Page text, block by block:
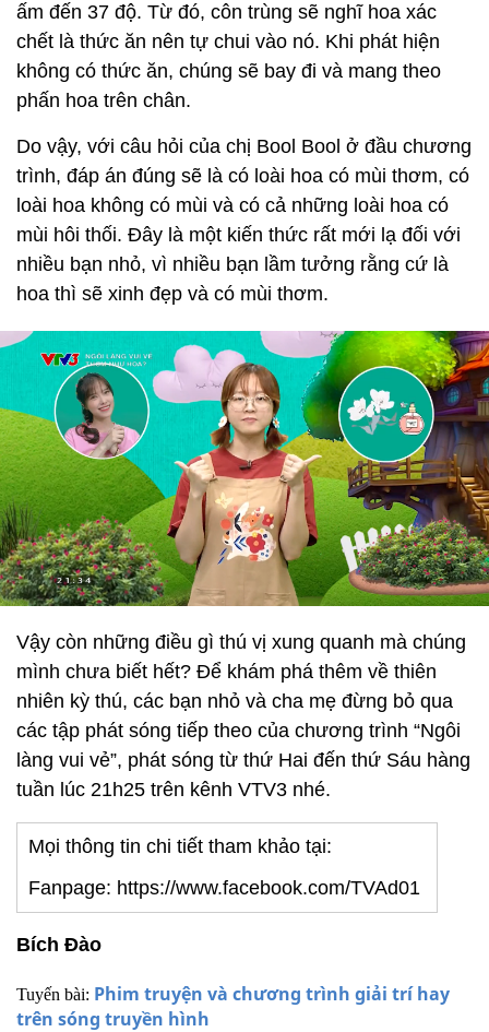
Tuyến bài: Phim truyện và chương trình giải trí hay
trên sóng truyền hình
ấm đến 37 độ. Từ đó, côn trùng sẽ nghĩ hoa xác
chết là thức ăn nên tự chui vào nó. Khi phát hiện
không có thức ăn, chúng sẽ bay đi và mang theo
phấn hoa trên chân.
Do vậy, với câu hỏi của chị Bool Bool ở đầu chương
trình, đáp án đúng sẽ là có loài hoa có mùi thơm, có
loài hoa không có mùi và có cả những loài hoa có
mùi hôi thối. Đây là một kiến thức rất mới lạ đối với
nhiều bạn nhỏ, vì nhiều bạn lầm tưởng rằng cứ là
hoa thì sẽ xinh đẹp và có mùi thơm.
Vậy còn những điều gì thú vị xung quanh mà chúng
mình chưa biết hết? Để khám phá thêm về thiên
nhiên kỳ thú, các bạn nhỏ và cha mẹ đừng bỏ qua
các tập phát sóng tiếp theo của chương trình “Ngôi
làng vui vẻ”, phát sóng từ thứ Hai đến thứ Sáu hàng
tuần lúc 21h25 trên kênh VTV3 nhé.
Mọi thông tin chi tiết tham khảo tại:
Fanpage: https://www.facebook.com/TVAd01
Bích Đào